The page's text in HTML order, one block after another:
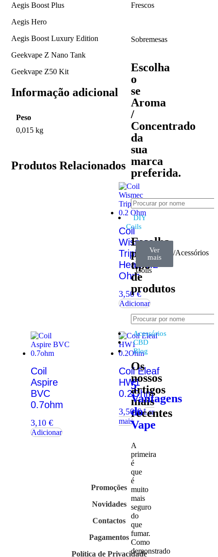
Frescos
Sobremesas
Escolha
o
se
Aroma
/
Concentrado
da
sua
marca
preferida.
DIY
Coils
Escolha
por
tipo
de
produtos
Arame
–
Coils
Ver
mais
Algodão
Ver
mais
Ferramentas/Acessórios
Ver
mais
Acessórios
CBD
Blog
Os
nossos
artigos
mais
recentes
5
Vantagens
do
Vape
A
primeira
é
que
é
muito
mais
seguro
do
que
fumar.
Como
demonstrado
Aegis Boost Plus
Aegis Hero
Aegis Boost Luxury Edition
Geekvape Z Nano Tank
Geekvape Z50 Kit
Informação adicional
Peso
0,015 kg
Produtos Relacionados
Coil
Wismec
Triple-
Head 0.2
Ohm
3,50€
Adicionar
Coil
Aspire
BVC
0.7ohm
3,10 €
Adicionar
Coil Eleaf
HW1
0.2Ohm
3,50€ Ler
mais
Promoções
Novidades
Contactos
Pagamentos
Política de Privacidade